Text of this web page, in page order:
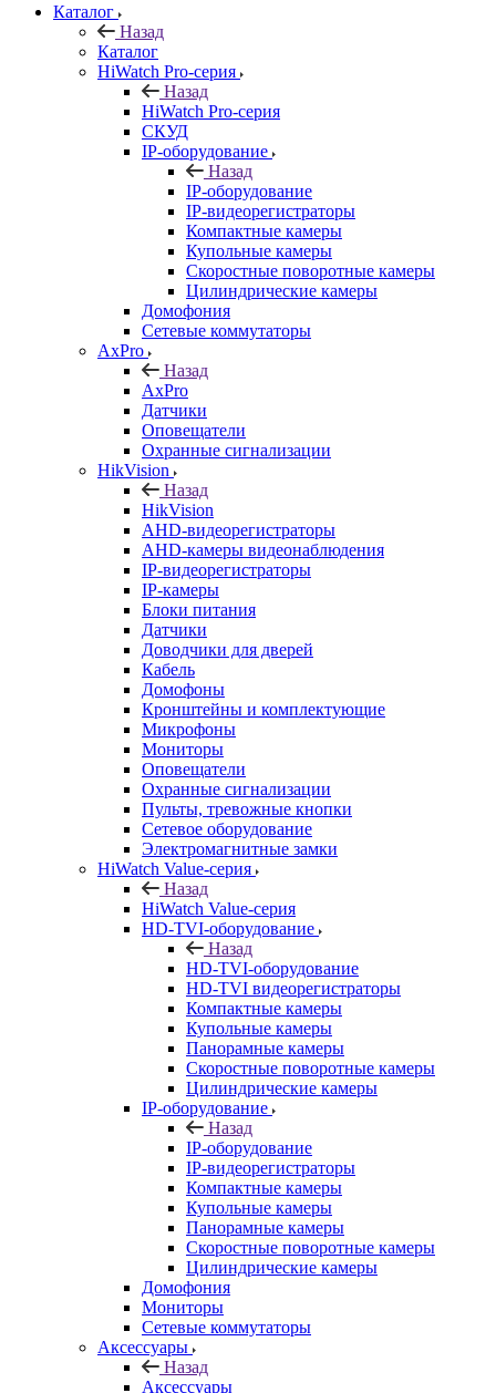
Каталог
Назад
Каталог
HiWatch Pro-серия
Назад
HiWatch Pro-серия
CКУД
IP-оборудование
Назад
IP-оборудование
IP-видеорегистраторы
Компактные камеры
Купольные камеры
Скоростные поворотные камеры
Цилиндрические камеры
Домофония
Сетевые коммутаторы
AxPro
Назад
AxPro
Датчики
Оповещатели
Охранные сигнализации
HikVision
Назад
HikVision
AHD-видеорегистраторы
AHD-камеры видеонаблюдения
IP-видеорегистраторы
IP-камеры
Блоки питания
Датчики
Доводчики для дверей
Кабель
Домофоны
Кронштейны и комплектующие
Микрофоны
Мониторы
Оповещатели
Охранные сигнализации
Пульты, тревожные кнопки
Сетевое оборудование
Электромагнитные замки
HiWatch Value-серия
Назад
HiWatch Value-серия
HD-TVI-оборудование
Назад
HD-TVI-оборудование
HD-TVI видеорегистраторы
Компактные камеры
Купольные камеры
Панорамные камеры
Скоростные поворотные камеры
Цилиндрические камеры
IP-оборудование
Назад
IP-оборудование
IP-видеорегистраторы
Компактные камеры
Купольные камеры
Панорамные камеры
Скоростные поворотные камеры
Цилиндрические камеры
Домофония
Мониторы
Сетевые коммутаторы
Аксессуары
Назад
Аксессуары